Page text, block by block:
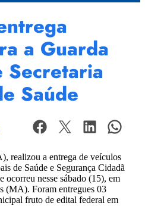
a Guarda
Secretaria
Saúde
realizou a entrega de veículos
de Saúde e Segurança Cidadã
ocorreu nesse sábado (15), em
(MA). Foram entregues 03
fruto de edital federal em